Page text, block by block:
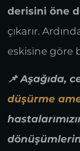
derisini öne
çıkarır.
eskisine göre
📌 Aşağıda,
düşürme